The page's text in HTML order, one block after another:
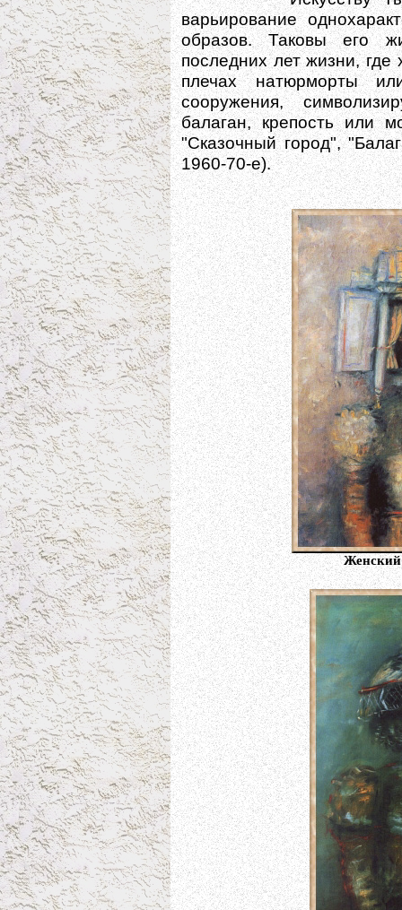
варьирование
образов. Таковы его
последних лет жизни, где
плечах натюрморты
сооружения,
балаган, крепость или
"Сказочный город",
1960-70-е).
Женский